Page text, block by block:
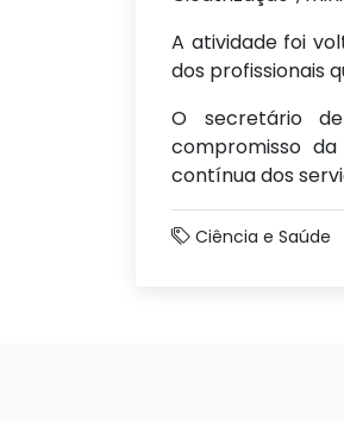
A atividade foi
dos profissionais
O secretário
compromisso
contínua dos
Ciência e Saúde